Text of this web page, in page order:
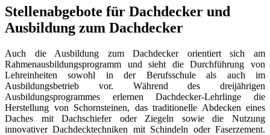
Stellenabgebote für Dachdecker und
Ausbildung zum Dachdecker
Auch die Ausbildung zum Dachdecker orientiert sich am
Rahmenausbildungsprogramm und sieht die Durchführung von
Lehreinheiten sowohl in der Berufsschule als auch im
Ausbildungsbetrieb vor. Während des dreijährigen
Ausbildungsprogrammes erlernen Dachdecker-Lehrlinge die
Herstellung von Schornsteinen, das traditionelle Abdecken eines
Daches mit Dachschiefer oder Ziegeln sowie die Nutzung
innovativer Dachdecktechniken mit Schindeln oder Faserzement.